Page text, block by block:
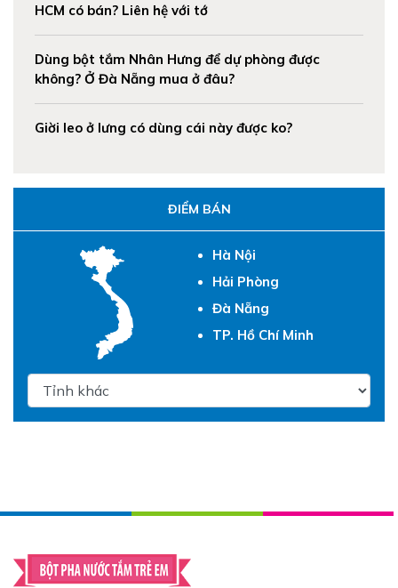
HCM có bán? Liên hệ với tớ
Dùng bột tắm Nhân Hưng để dự phòng được
không? Ở Đà Nẵng mua ở đâu?
Giời leo ở lưng có dùng cái này được ko?
ĐIỂM BÁN
Hà Nội
Hải Phòng
Đà Nẵng
TP. Hồ Chí Minh